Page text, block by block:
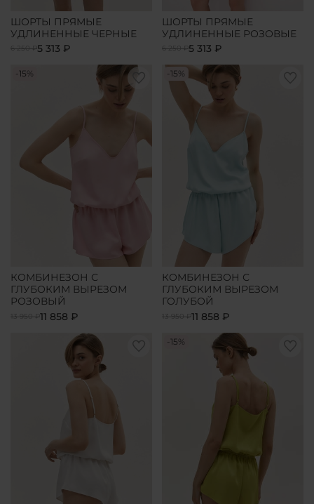
ШОРТЫ ПРЯМЫЕ
УДЛИНЕННЫЕ ЧЕРНЫЕ
6 250 ₽5 313 ₽
ШОРТЫ ПРЯМЫЕ
УДЛИНЕННЫЕ РОЗОВЫЕ
6 250 ₽5 313 ₽
-15%
КОМБИНЕЗОН С
ГЛУБОКИМ ВЫРЕЗОМ
РОЗОВЫЙ
13 950 ₽11 858 ₽
-15%
КОМБИНЕЗОН С
ГЛУБОКИМ ВЫРЕЗОМ
ГОЛУБОЙ
13 950 ₽11 858 ₽
-15%